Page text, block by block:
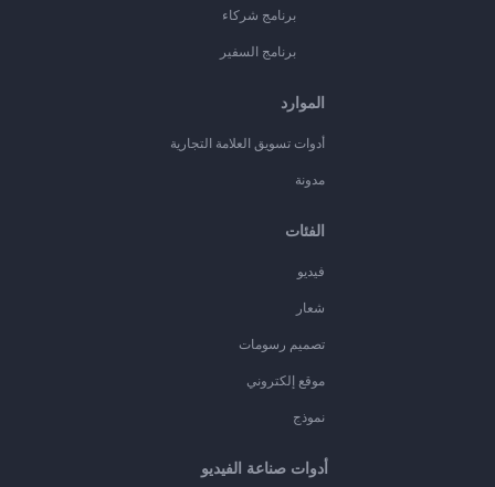
برنامج شركاء
برنامج السفير
الموارد
أدوات تسويق العلامة التجارية
مدونة
الفئات
فيديو
شعار
تصميم رسومات
موقع إلكتروني
نموذج
أدوات صناعة الفيديو